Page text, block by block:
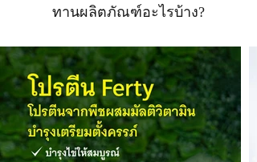
ทานผลิตภัณฑ์อะไรบ้าง?